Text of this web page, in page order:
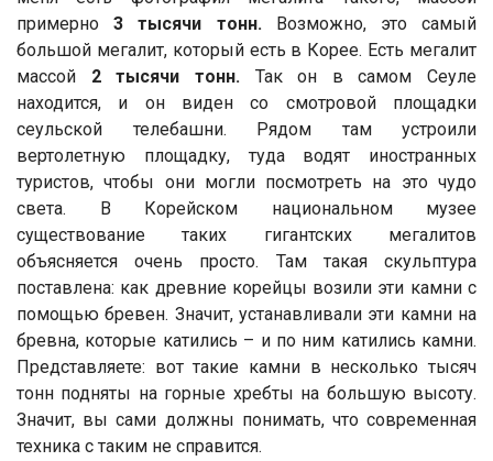
примерно3 тысячи тонн.Возможно, это самый
большой мегалит, который есть в Корее. Есть мегалит
массой 2 тысячи тонн. Так он в самом Сеуле
находится, и он виден со смотровой площадки
сеульской телебашни. Рядом там устроили
вертолетную площадку, туда водят иностранных
туристов, чтобы они могли посмотреть на это чудо
света. В Корейском национальном музее
существование таких гигантских мегалитов
объясняется очень просто. Там такая скульптура
поставлена: как древние корейцы возили эти камни с
помощью бревен. Значит, устанавливали эти камни на
бревна, которые катились – и по ним катились камни.
Представляете: вот такие камни в несколько тысяч
тонн подняты на горные хребты на большую высоту.
Значит, вы сами должны понимать, что современная
техника с таким не справится.